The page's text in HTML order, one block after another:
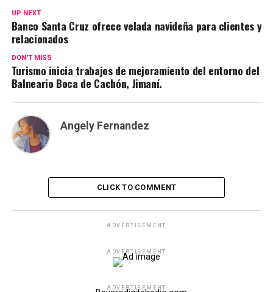
UP NEXT
Banco Santa Cruz ofrece velada navideña para clientes y
relacionados
DON'T MISS
Turismo inicia trabajos de mejoramiento del entorno del
Balneario Boca de Cachón, Jimaní.
Angely Fernandez
CLICK TO COMMENT
ADVERTISEMENT
ADVERTISEMENT
ADVERTISEMENT